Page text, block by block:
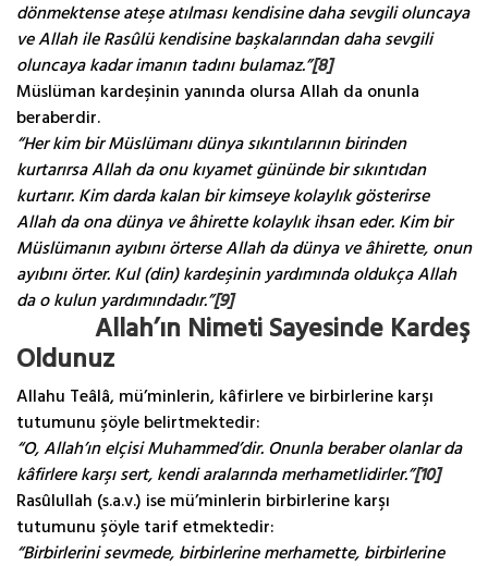
dönmektense ateşe atılması kendisine daha sevgili oluncaya
ve Allah ile Rasûlü kendisine başkalarından daha sevgili
oluncaya kadar imanın tadını bulamaz.”[8]
Müslüman kardeşinin yanında olursa Allah da onunla
beraberdir.
“Her kim bir Müslümanı dünya sıkıntılarının birinden
kurtarırsa Allah da onu kıyamet gününde bir sıkıntıdan
kurtarır. Kim darda kalan bir kimseye kolaylık gösterirse
Allah da ona dünya ve âhirette kolaylık ihsan eder. Kim bir
Müslümanın ayıbını örterse Allah da dünya ve âhirette, onun
ayıbını örter. Kul (din) kardeşinin yardımında oldukça Allah
da o kulun yardımındadır.”[9]
Allah’ın Nimeti Sayesinde Kardeş
Oldunuz
Allahu Teâlâ, mü’minlerin, kâfirlere ve birbirlerine karşı
tutumunu şöyle belirtmektedir:
“O, Allah’ın elçisi Muhammed’dir. Onunla beraber olanlar da
kâfirlere karşı sert, kendi aralarında merhametlidirler.”[10]
Rasûlullah (s.a.v.) ise mü’minlerin birbirlerine karşı
tutumunu şöyle tarif etmektedir:
“Birbirlerini sevmede, birbirlerine merhamette, birbirlerine